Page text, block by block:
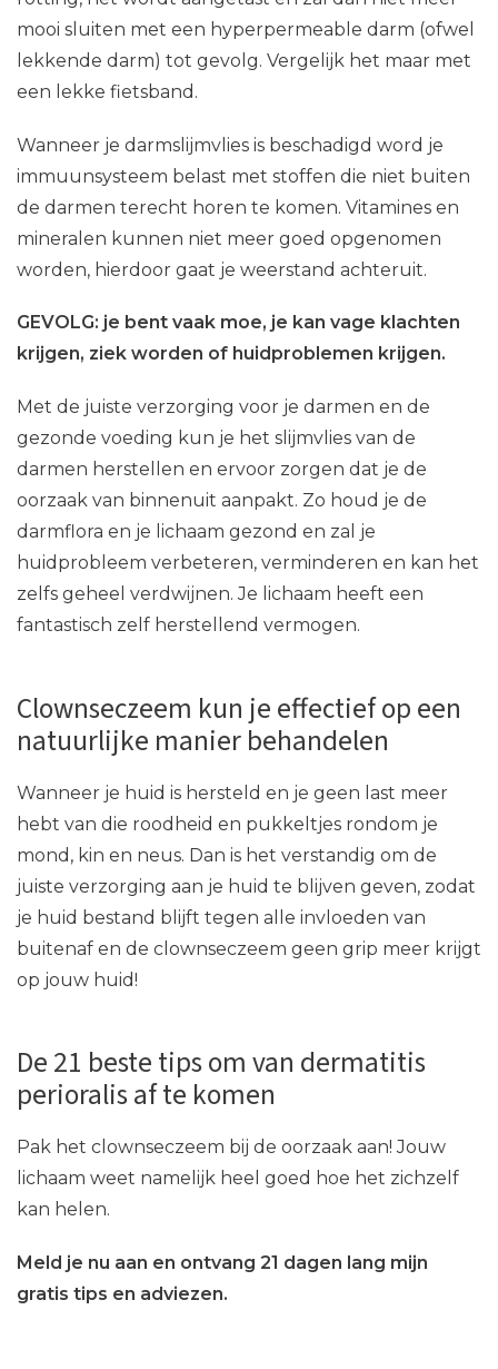
mooi sluiten met een hyperpermeable darm (ofwel
lekkende darm) tot gevolg. Vergelijk het maar met
een lekke fietsband.
Wanneer je darmslijmvlies is beschadigd word je
immuunsysteem belast met stoffen die niet buiten
de darmen terecht horen te komen. Vitamines en
mineralen kunnen niet meer goed opgenomen
worden, hierdoor gaat je weerstand achteruit.
GEVOLG: je bent vaak moe, je kan vage klachten
krijgen, ziek worden of huidproblemen krijgen.
Met de juiste verzorging voor je darmen en de
gezonde voeding kun je het slijmvlies van de
darmen herstellen en ervoor zorgen dat je de
oorzaak van binnenuit aanpakt. Zo houd je de
darmflora en je lichaam gezond en zal je
huidprobleem verbeteren, verminderen en kan het
zelfs geheel verdwijnen. Je lichaam heeft een
fantastisch zelf herstellend vermogen.
Clownseczeem kun je effectief op een
natuurlijke manier behandelen
Wanneer je huid is hersteld en je geen last meer
hebt van die roodheid en pukkeltjes rondom je
mond, kin en neus. Dan is het verstandig om de
juiste verzorging aan je huid te blijven geven, zodat
je huid bestand blijft tegen alle invloeden van
buitenaf en de clownseczeem geen grip meer krijgt
op jouw huid!
De 21 beste tips om van dermatitis
perioralis af te komen
Pak het clownseczeem bij de oorzaak aan! Jouw
lichaam weet namelijk heel goed hoe het zichzelf
kan helen.
Meld je nu aan en ontvang 21 dagen lang mijn
gratis tips en adviezen.